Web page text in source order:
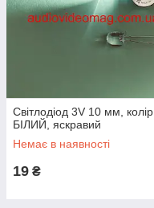
Світлодіод 3V 10 мм, колір
БІЛИЙ, яскравий
Немає в наявності
19 ₴